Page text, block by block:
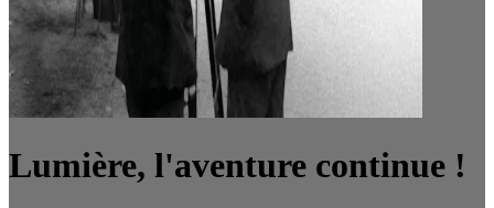
Lumière, l'aventure continue !